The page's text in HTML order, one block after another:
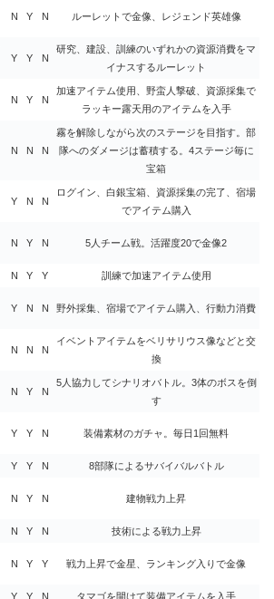
N Y N ルーレットで金像、レジェンド英雄像
Y Y N
研究、建設、訓練のいずれかの資源消費をマ
イナスするルーレット
N Y N
加速アイテム使用、野蛮人撃破、資源採集で
ラッキー露天用のアイテムを入手
N N N
霧を解除しながら次のステージを目指す。部
隊へのダメージは蓄積する。4ステージ毎に
宝箱
Y N N
ログイン、白銀宝箱、資源採集の完了、宿場
でアイテム購入
N Y N 5人チーム戦。活躍度20で金像2
N Y Y 訓練で加速アイテム使用
Y N N 野外採集、宿場でアイテム購入、行動力消費
N N N
イベントアイテムをベリサリウス像などと交
換
N Y N
5人協力してシナリオバトル。3体のボスを倒
す
Y Y N 装備素材のガチャ。毎日1回無料
Y Y N 8部隊によるサバイバルバトル
N Y N 建物戦力上昇
N Y N 技術による戦力上昇
N Y Y 戦力上昇で金星、ランキング入りで金像
Y Y N タマゴを開けて装備アイテムを入手